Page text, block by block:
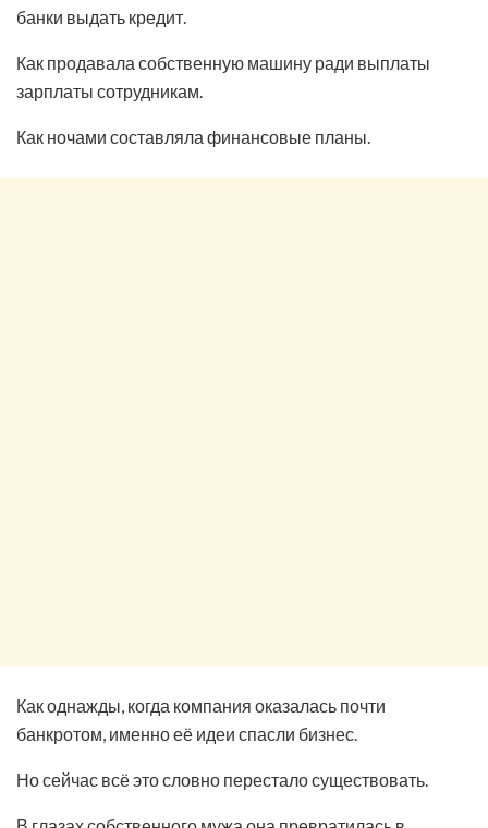
банки выдать кредит.
Как продавала собственную машину ради выплаты
зарплаты сотрудникам.
Как ночами составляла финансовые планы.
Как однажды, когда компания оказалась почти
банкротом, именно её идеи спасли бизнес.
Но сейчас всё это словно перестало существовать.